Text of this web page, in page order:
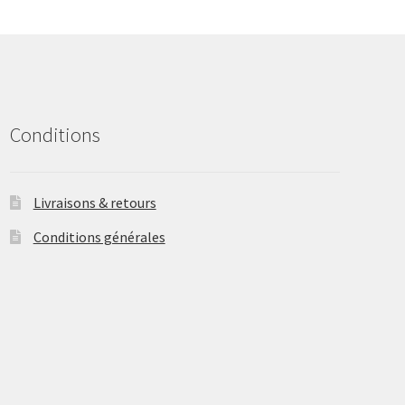
page
Conditions
Livraisons & retours
Conditions générales